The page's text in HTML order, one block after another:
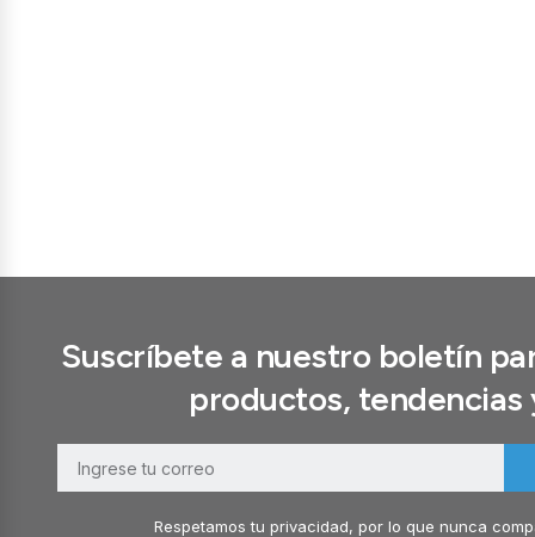
Suscríbete a nuestro boletín
productos, tendencias
Respetamos tu privacidad, por lo que nunca